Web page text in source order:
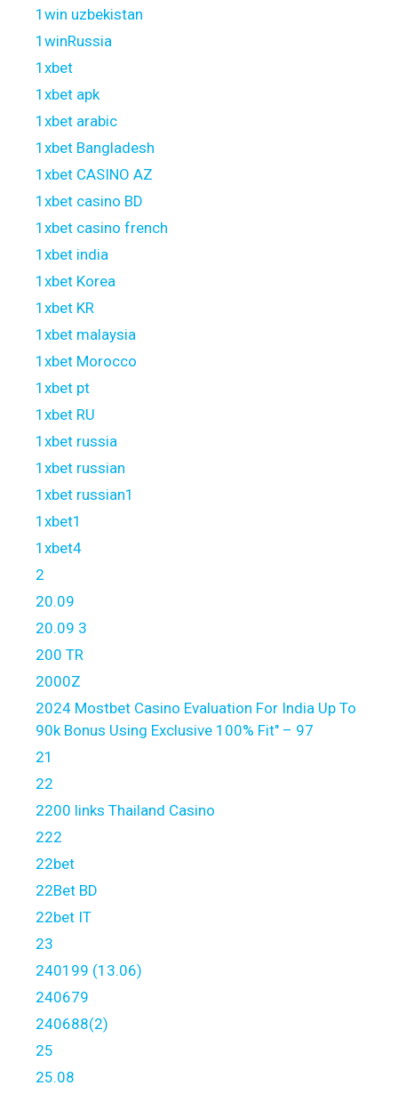
1win uzbekistan
1winRussia
1xbet
1xbet apk
1xbet arabic
1xbet Bangladesh
1xbet CASINO AZ
1xbet casino BD
1xbet casino french
1xbet india
1xbet Korea
1xbet KR
1xbet malaysia
1xbet Morocco
1xbet pt
1xbet RU
1xbet russia
1xbet russian
1xbet russian1
1xbet1
1xbet4
2
20.09
20.09 3
200 TR
2000Z
2024 Mostbet Casino Evaluation For India Up To
90k Bonus Using Exclusive 100% Fit" – 97
21
22
2200 links Thailand Casino
222
22bet
22Bet BD
22bet IT
23
240199 (13.06)
240679
240688(2)
25
25.08